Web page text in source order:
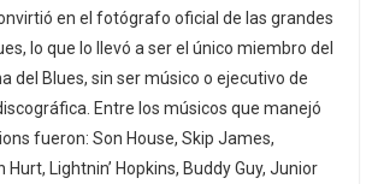
en el fotógrafo oficial de las grandes
lo que lo llevó a ser el único miembro del
del Blues, sin ser músico o ejecutivo de
Entre los músicos que manejó
fueron: Son House, Skip James,
Hurt, Lightnin’ Hopkins, Buddy Guy, Junior